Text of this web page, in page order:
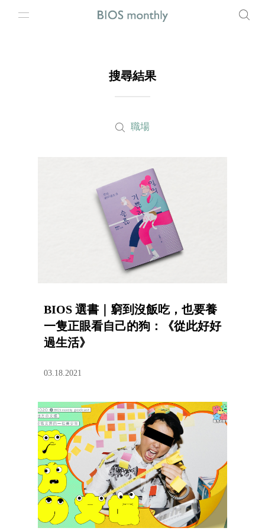
搜尋結果
職場
BIOS 選書｜窮到沒飯吃，也要養
一隻正眼看自己的狗：《從此好好
過生活》
03.18.2021